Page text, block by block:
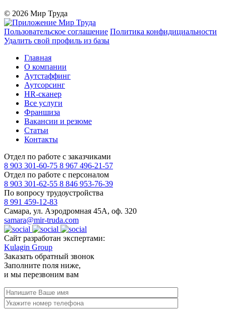
© 2026 Мир Труда
Пользовательское соглашение Политика конфидициальности
Удалить свой профиль из базы
Главная
О компании
Аутстаффинг
Аутсорсинг
HR-сканер
Все услуги
Франшиза
Вакансии и резюме
Статьи
Контакты
Отдел по работе с заказчиками
8 903 301-60-75 8 967 496-21-57
Отдел по работе с персоналом
8 903 301-62-55 8 846 953-76-39
По вопросу трудоустройства
8 991 459-12-83
Самара, ул. Аэродромная 45А, оф. 320
samara@mir-truda.com
Сайт разработан экспертами:
Kulagin Group
Заказать обратный звонок
Заполните поля ниже,
и мы перезвоним вам